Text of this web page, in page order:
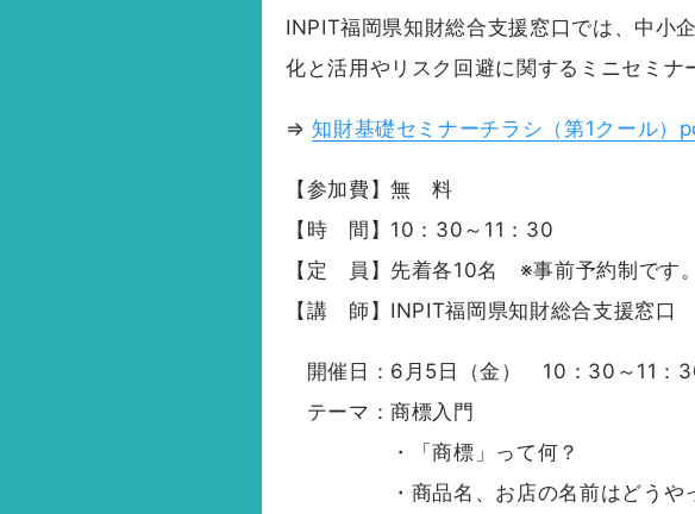
INPIT福岡県知財総合支援窓口では、中小
化と活用やリスク回避に関するミニセミナ
⇒知財基礎セミナーチラシ（第1クール）
【参加費】無 料
【時 間】10：30～11：30
【定 員】先着各10名 ※事前予約制です。
【講 師】INPIT福岡県知財総合支援窓口
開催日：6月5日（金） 10：30～11：
テーマ：商標入門
・「商標」って何？
・商品名、お店の名前はど